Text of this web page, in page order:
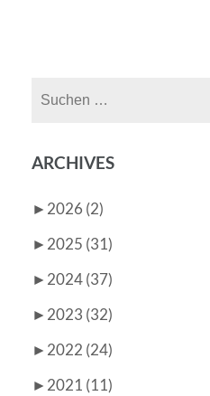
ARCHIVES
► 2026 (2)
► 2025 (31)
► 2024 (37)
► 2023 (32)
► 2022 (24)
► 2021 (11)